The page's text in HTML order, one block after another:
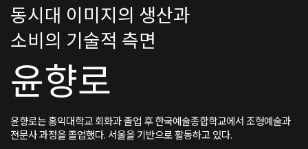
동시대 이미지의 생산과
소비의 기술적 측면
윤향로
윤향로는 홍익대학교 회화과 졸업 후 한국예술종합학교에서 조형예술과
전문사 과정을 졸업했다. 서울을 기반으로 활동하고 있다.